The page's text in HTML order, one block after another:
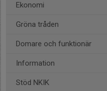
Ekonomi
Gröna tråden
Domare och funktionär
Information
Stöd NKIK